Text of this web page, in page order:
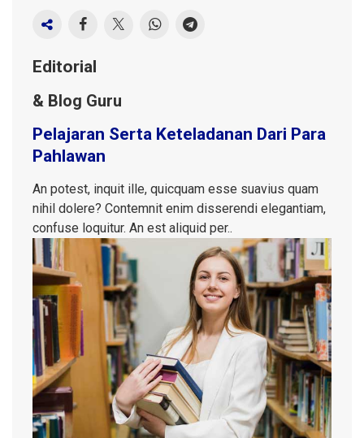
Editorial
& Blog Guru
Pelajaran Serta Keteladanan Dari Para
Pahlawan
An potest, inquit ille, quicquam esse suavius quam
nihil dolere? Contemnit enim disserendi elegantiam,
confuse loquitur. An est aliquid per..